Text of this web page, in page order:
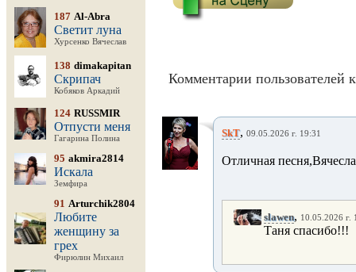
187 Al-Abra
Светит луна
Хурсенко Вячеслав
138 dimakapitan
Скрипач
Кобяков Аркадий
124 RUSSMIR
Отпусти меня
Гагарина Полина
95 akmira2814
Искала
Земфира
91 Arturchik2804
Любите
женщину за
грех
Фирюлин Михаил
Комментарии пользователей
SkT, 09.05.2026 г. 19:31
Отличная
slawen, 10.05.2026 г.
Таня спасибо!!!